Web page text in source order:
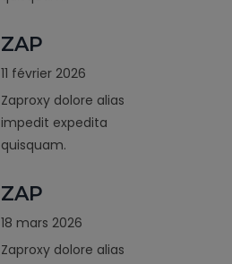
ZAP
11 février 2026
Zaproxy dolore alias
impedit expedita
quisquam.
ZAP
18 mars 2026
Zaproxy dolore alias